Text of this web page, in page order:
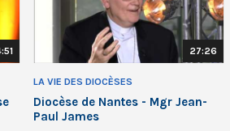
27:26
LA VIE DES DIOCÈSES
Diocèse de Nantes - Mgr Jean-
Paul James